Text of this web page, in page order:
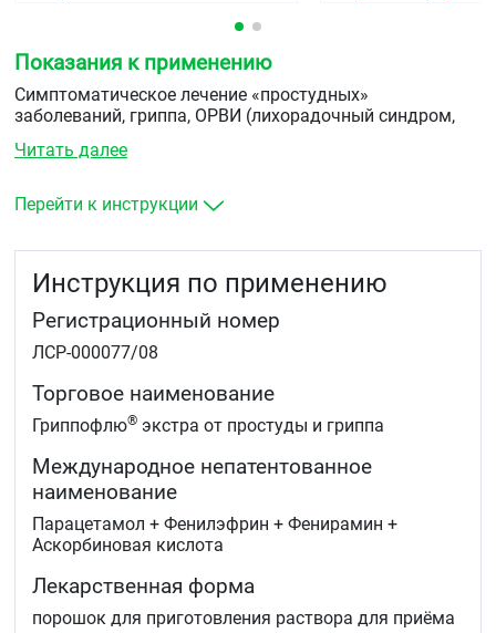
Показания к применению
Симптоматическое лечение «простудных»
заболеваний, гриппа, ОРВИ (лихорадочный синдром,
Читать далее
Перейти к инструкции
Инструкция по применению
Регистрационный номер
ЛСР-000077/08
Торговое наименование
Гриппофлю® экстра от простуды и гриппа
Международное непатентованное
наименование
Парацетамол + Фенилэфрин + Фенирамин +
Аскорбиновая кислота
Лекарственная форма
порошок для приготовления раствора для приёма